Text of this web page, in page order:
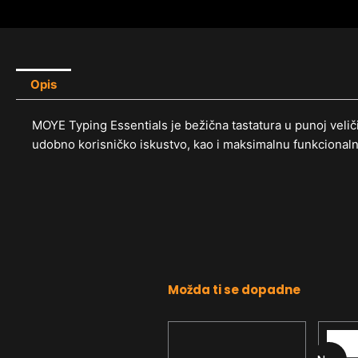
Opis
MOYE Typing Essentials je bežična tastatura u punoj
udobno korisničko iskustvo, kao i maksimalnu
Možda ti se dopadne